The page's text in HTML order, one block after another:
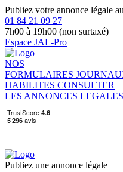
Publiez votre annonce légale
01 84 21 09 27
7h00 à 19h00 (non surtaxé)
Espace JAL-Pro
NOS
FORMULAIRES
HABILITES CONSULTER
LES ANNONCES LEGALES
Publiez une annonce légale